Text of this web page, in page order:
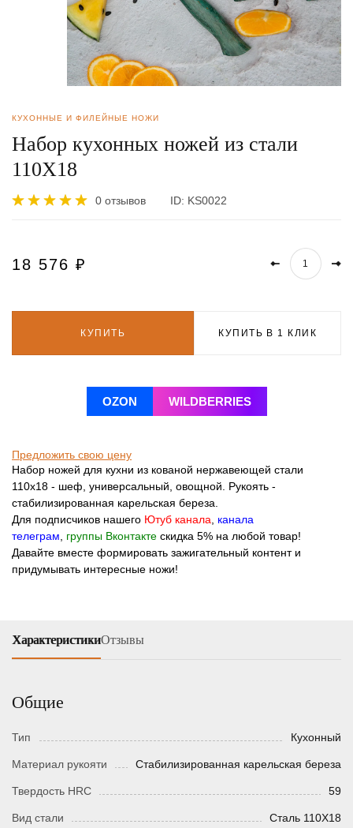
КУХОННЫЕ И ФИЛЕЙНЫЕ НОЖИ
Набор кухонных ножей из стали
110Х18
0 отзывов ID: KS0022
18 576 ₽
КУПИТЬ КУПИТЬ В 1 КЛИК
OZON WILDBERRIES
Предложить свою цену
Набор ножей для кухни из кованой нержавеющей стали
110х18 - шеф, универсальный, овощной. Рукоять -
стабилизированная карельская береза.
Для подписчиков нашего Ютуб канала
канала
телеграм
группы Вконтакте скидка 5% на любой товар!
Давайте вместе формировать зажигательный контент и
придумывать интересные ножи!
ХарактеристикиОтзывы
Общие
Тип Кухонный
Материал рукояти Стабилизированная карельская береза
Твердость HRC 59
Вид стали Сталь 110Х18